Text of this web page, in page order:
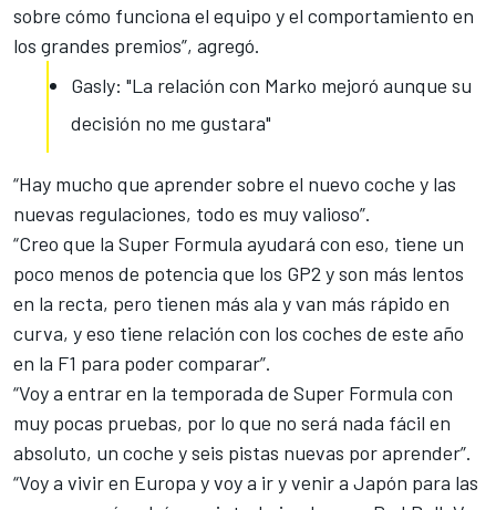
sobre cómo funciona el equipo y el comportamiento en
los grandes premios”, agregó.
Gasly: "La relación con Marko mejoró aunque su
decisión no me gustara"
“Hay mucho que aprender sobre el nuevo coche y las
nuevas regulaciones, todo es muy valioso”.
“Creo que la Super Formula ayudará con eso, tiene un
poco menos de potencia que los GP2 y son más lentos
en la recta, pero tienen más ala y van más rápido en
curva, y eso tiene relación con los coches de este año
en la F1 para poder comparar”.
“Voy a entrar en la temporada de Super Formula con
muy pocas pruebas, por lo que no será nada fácil en
absoluto, un coche y seis pistas nuevas por aprender”.
“Voy a vivir en Europa y voy a ir y venir a Japón para las